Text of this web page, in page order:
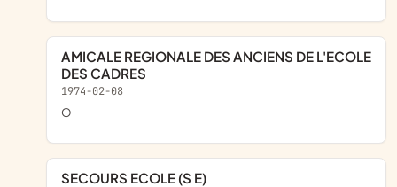
AMICALE REGIONALE DES ANCIENS DE L'ECOLE
DES CADRES
1974-02-08
o
SECOURS ECOLE (S E)